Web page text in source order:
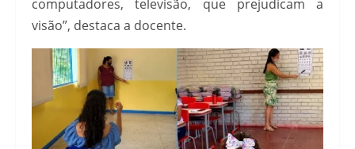
computadores, televisão, que prejudicam a
visão”, destaca a docente.